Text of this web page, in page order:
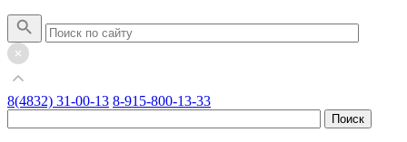
8(4832) 31-00-13 8-915-800-13-33